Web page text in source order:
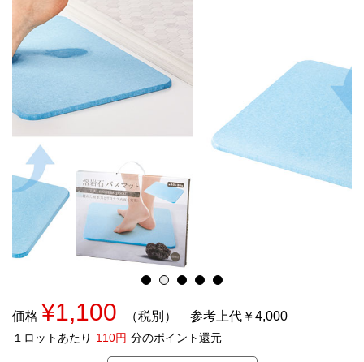
価格 ¥1,100 （税別） 参考上代￥4,000
１ロットあたり 110円 分のポイント還元
お問い合わせフォーム